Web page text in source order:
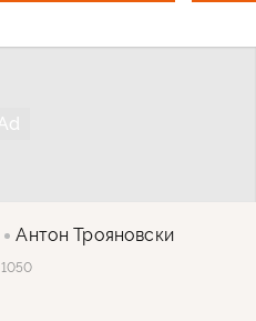
Антон Трояновски
1050